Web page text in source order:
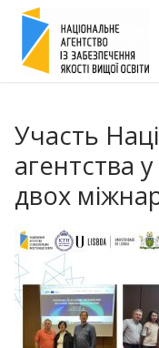
Перейти
вмісту
Участь
агентства у
двох